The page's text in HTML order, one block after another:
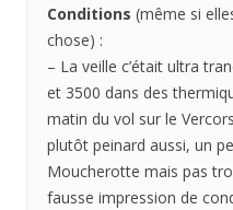
Conditions (même si
chose) :
– La veille c’était ultra
et 3500 dans des
matin du vol sur le
plutôt peinard aussi, un
Moucherotte mais pas
fausse impression de